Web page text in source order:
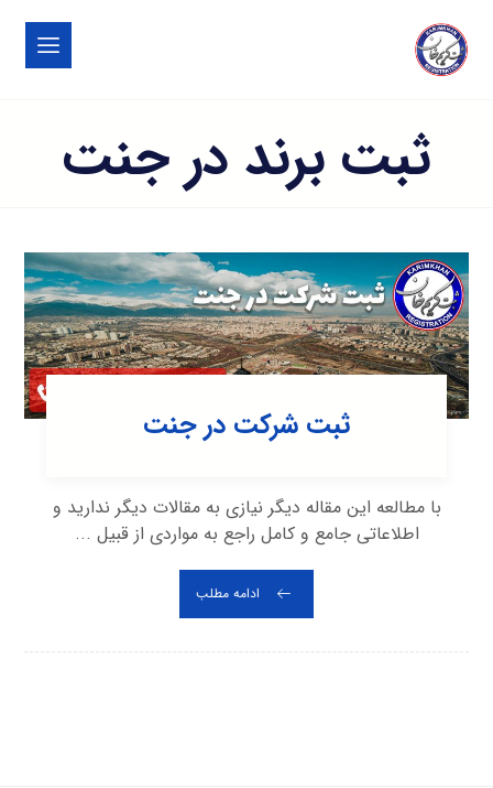
ثبت برند در جنت
ثبت شرکت در جنت
با مطالعه این مقاله دیگر نیازی به مقالات دیگر ندارید و
اطلاعاتی جامع و کامل راجع به مواردی از قبیل ...
ادامه مطلب